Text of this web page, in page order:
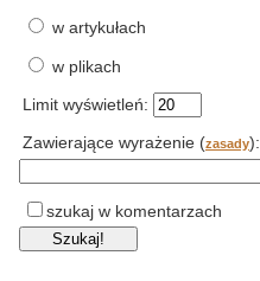
w artykułach
w plikach
Limit wyświetleń:
Zawierające wyrażenie (zasady):
szukaj w komentarzach